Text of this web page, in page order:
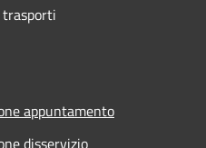
appuntamento
disservizio